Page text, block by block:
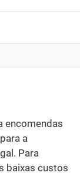
encomendas
a
Para
baixas custos